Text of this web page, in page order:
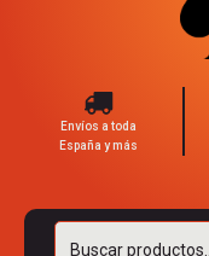
Envíos a toda
España y más
Buscar